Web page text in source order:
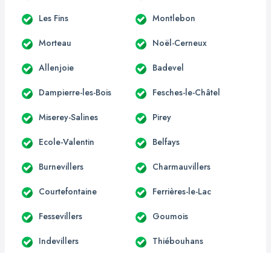
Les Fins Montlebon
Morteau Noël-Cerneux
Allenjoie Badevel
Dampierre-les-Bois Fesches-le-Châtel
Miserey-Salines Pirey
Ecole-Valentin Belfays
Burnevillers Charmauvillers
Courtefontaine Ferrières-le-Lac
Fessevillers Goumois
Indevillers Thiébouhans